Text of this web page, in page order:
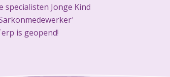
specialisten Jonge Kind
is geopend!